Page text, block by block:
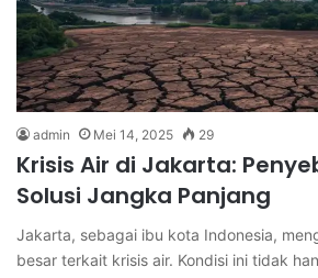
admin Mei 14, 2025 29
Krisis Air di Jakarta:
Solusi Jangka Panjang
Jakarta, sebagai ibu kota Indonesia,
besar terkait krisis air. Kondisi ini tidak